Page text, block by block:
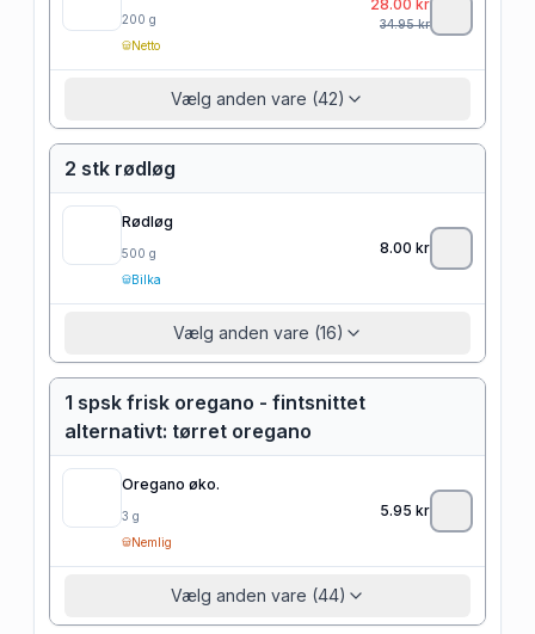
200 g
Netto
28.00 kr
34.95kr
Vælg anden vare (42)
2 stk rødløg
Rødløg
500 g
Bilka
8.00 kr
Vælg anden vare (16)
1 spsk frisk oregano - fintsnittet
alternativt: tørret oregano
Oregano øko.
3 g
Nemlig
5.95 kr
Vælg anden vare (44)